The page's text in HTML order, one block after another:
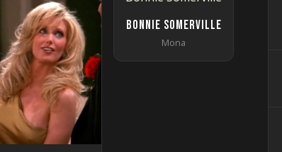
Bonnie Somerville
Mona